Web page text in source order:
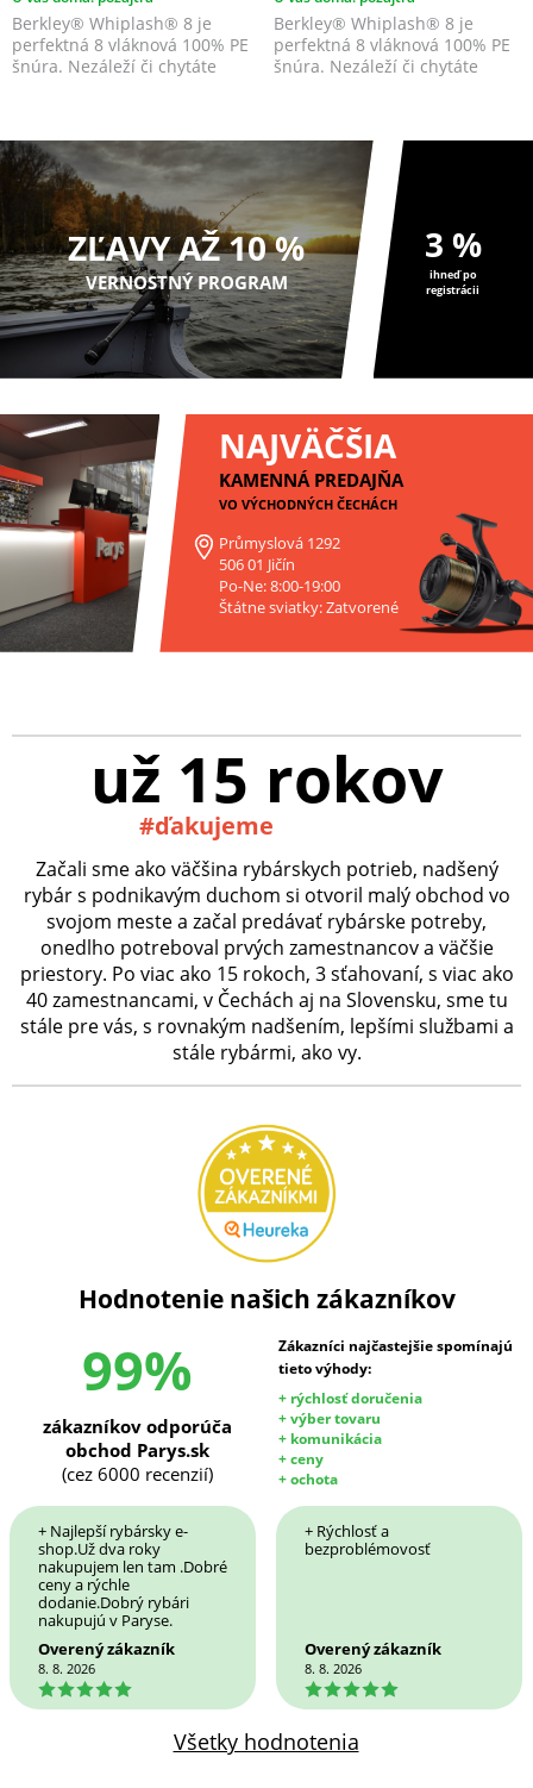
Berkley® Whiplash® 8 je
perfektná 8 vláknová 100% PE
šnúra. Nezáleží či chytáte
Berkley® Whiplash® 8 je
perfektná 8 vláknová 100% PE
šnúra. Nezáleží či chytáte
ZĽAVY AŽ 10 %
VERNOSTNÝ PROGRAM
3 %
ihneď po
registrácii
NAJVÄČŠIA
KAMENNÁ PREDAJŇA
VO VÝCHODNÝCH ČECHÁCH
Průmyslová 1292
506 01 Jičín
Po-Ne: 8:00-19:00
Štátne sviatky: Zatvorené
už 15 rokov
#ďakujeme
Začali sme ako väčšina rybárskych potrieb, nadšený
rybár s podnikavým duchom si otvoril malý obchod vo
svojom meste a začal predávať rybárske potreby,
onedlho potreboval prvých zamestnancov a väčšie
priestory. Po viac ako 15 rokoch, 3 sťahovaní, s viac ako
40 zamestnancami, v Čechách aj na Slovensku, sme tu
stále pre vás, s rovnakým nadšením, lepšími službami a
stále rybármi, ako vy.
Hodnotenie našich zákazníkov
99%
Zákazníci najčastejšie spomínajú
tieto výhody:
+ rýchlosť doručenia
+ výber tovaru
+ komunikácia
+ ceny
+ ochota
zákazníkov odporúča
obchod Parys.sk
(cez 6000 recenzií)
+ Najlepší rybársky e-
shop.Už dva roky
nakupujem len tam .Dobré
ceny a rýchle
dodanie.Dobrý rybári
nakupujú v Paryse.
Overený zákazník
8. 8. 2026
5
+ Rýchlosť a
bezproblémovosť
Overený zákazník
8. 8. 2026
5
Všetky hodnotenia